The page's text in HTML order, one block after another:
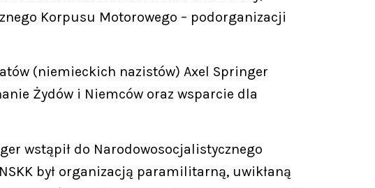
Korpusu Motorowego – podorganizacji
(niemieckich nazistów) Axel Springer
Żydów i Niemców oraz wsparcie dla
wstąpił do Narodowosocjalistycznego
był organizacją paramilitarną, uwikłaną